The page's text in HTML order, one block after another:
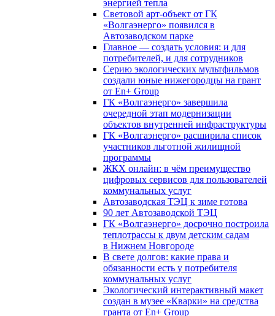
энергией тепла
Световой арт-объект от ГК
«Волгаэнерго» появился в
Автозаводском парке
Главное — создать условия: и для
потребителей, и для сотрудников
Серию экологических мультфильмов
создали юные нижегородцы на грант
от En+ Group
ГК «Волгаэнерго» завершила
очередной этап модернизации
объектов внутренней инфраструктуры
ГК «Волгаэнерго» расширила список
участников льготной жилищной
программы
ЖКХ онлайн: в чём преимущество
цифровых сервисов для пользователей
коммунальных услуг
Автозаводская ТЭЦ к зиме готова
90 лет Автозаводской ТЭЦ
ГК «Волгаэнерго» досрочно построила
теплотрассы к двум детским садам
в Нижнем Новгороде
В свете долгов: какие права и
обязанности есть у потребителя
коммунальных услуг
Экологический интерактивный макет
создан в музее «Кварки» на средства
гранта от En+ Group